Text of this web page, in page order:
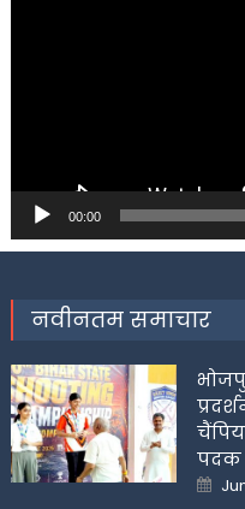
00:00
नवीनतम समाचार
पदक
on